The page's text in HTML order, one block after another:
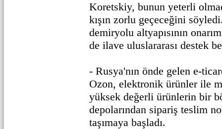
Koretskiy, bunun yeterli
kışın zorlu geçeceğini
demiryolu altyapısının
de ilave uluslararası destek
- Rusya'nın önde gelen e-
Ozon, elektronik ürünler ile
yüksek değerli ürünlerin bir
depolarından sipariş teslim
taşımaya başladı.